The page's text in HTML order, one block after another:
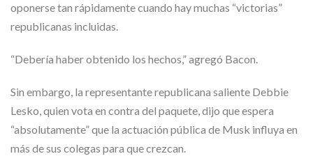
oponerse tan rápidamente cuando hay muchas “victorias”
republicanas incluidas.
“Debería haber obtenido los hechos,” agregó Bacon.
Sin embargo, la representante republicana saliente Debbie
Lesko, quien vota en contra del paquete, dijo que espera
“absolutamente” que la actuación pública de Musk influya en
más de sus colegas para que crezcan.